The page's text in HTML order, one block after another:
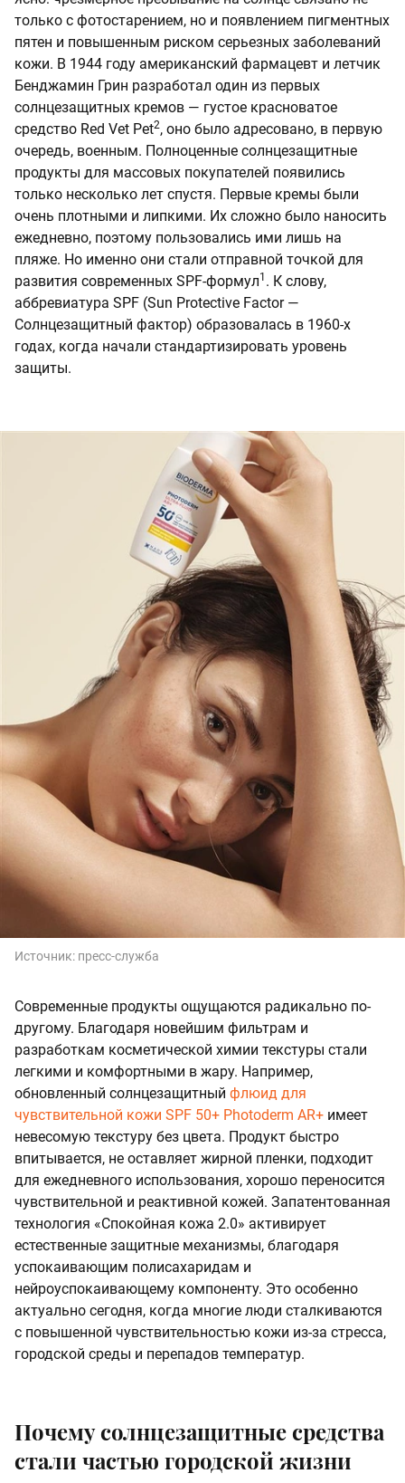
только с фотостарением, но и появлением пигментных
пятен и повышенным риском серьезных заболеваний
кожи. В 1944 году американский фармацевт и летчик
Бенджамин Грин разработал один из первых
солнцезащитных кремов — густое красноватое
средство Red Vet Pet2, оно было адресовано, в первую
очередь, военным. Полноценные солнцезащитные
продукты для массовых покупателей появились
только несколько лет спустя. Первые кремы были
очень плотными и липкими. Их сложно было наносить
ежедневно, поэтому пользовались ими лишь на
пляже. Но именно они стали отправной точкой для
развития современных SPF-формул1 . К слову,
аббревиатура SPF (Sun Protective Factor —
Солнцезащитный фактор) образовалась в 1960-х
годах, когда начали стандартизировать уровень
защиты.
Источник: пресс-служба
Современные продукты ощущаются радикально по-
другому. Благодаря новейшим фильтрам и
разработкам косметической химии текстуры стали
легкими и комфортными в жару. Например,
обновленный cолнцезащитный флюид для
чувствительной кожи SPF 50+ Photoderm AR+ имеет
невесомую текстуру без цвета. Продукт быстро
впитывается, не оставляет жирной пленки, подходит
для ежедневного использования, хорошо переносится
чувствительной и реактивной кожей. Запатентованная
технология «Спокойная кожа 2.0» активирует
естественные защитные механизмы, благодаря
успокаивающим полисахаридам и
нейроуспокаивающему компоненту. Это особенно
актуально сегодня, когда многие люди сталкиваются
с повышенной чувствительностью кожи из-за стресса,
городской среды и перепадов температур.
Почему солнцезащитные средства
стали частью городской жизни